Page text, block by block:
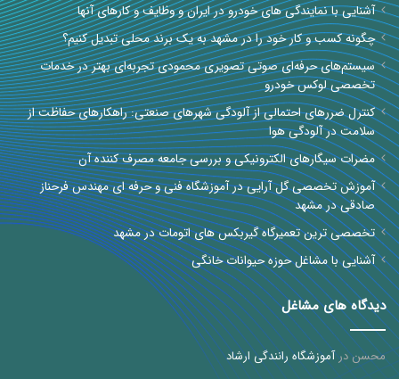
آشنایی با نمایندگی های خودرو در ایران و وظایف و کارهای آنها
چگونه کسب و کار خود را در مشهد به یک برند محلی تبدیل کنیم؟
سیستم‌های حرفه‌ای صوتی تصویری محمودی تجربه‌ای بهتر در خدمات
تخصصی لوکس خودرو
کنترل ضررهای احتمالی از آلودگی شهرهای صنعتی: راهکارهای حفاظت از
سلامت در آلودگی هوا
مضرات سیگارهای الکترونیکی و بررسی جامعه مصرف کننده آن
آموزش تخصصی گل آرایی در آموزشگاه فنی و حرفه ای مهندس فرحناز
صادقی در مشهد
تخصصی ترین تعمیرگاه گیربکس های اتومات در مشهد
آشنایی با مشاغل حوزه حیوانات خانگی
دیدگاه های مشاغل
محسندرآموزشگاه رانندگی ارشاد